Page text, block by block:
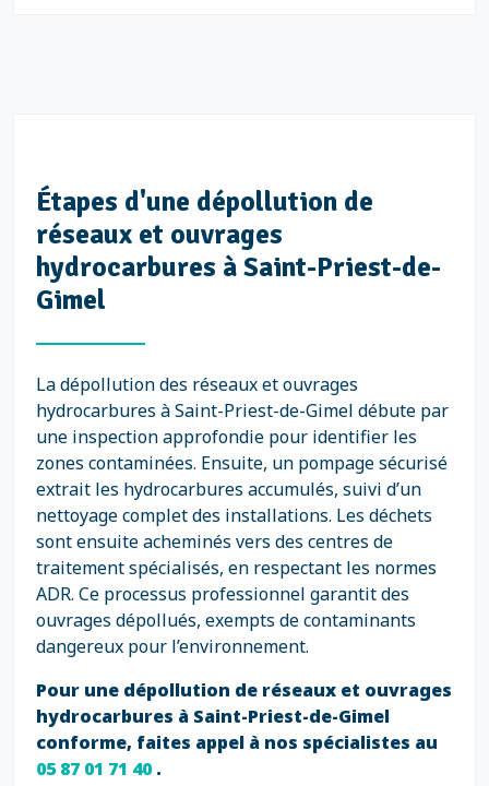
Étapes d'une dépollution de
réseaux et ouvrages
hydrocarbures à Saint-Priest-de-
Gimel
La dépollution des réseaux et ouvrages
hydrocarbures à Saint-Priest-de-Gimel débute par
une inspection approfondie pour identifier les
zones contaminées. Ensuite, un pompage sécurisé
extrait les hydrocarbures accumulés, suivi d’un
nettoyage complet des installations. Les déchets
sont ensuite acheminés vers des centres de
traitement spécialisés, en respectant les normes
ADR. Ce processus professionnel garantit des
ouvrages dépollués, exempts de contaminants
dangereux pour l’environnement.
Pour une dépollution de réseaux et ouvrages
hydrocarbures à Saint-Priest-de-Gimel
conforme, faites appel à nos spécialistes au
05 87 01 71 40.